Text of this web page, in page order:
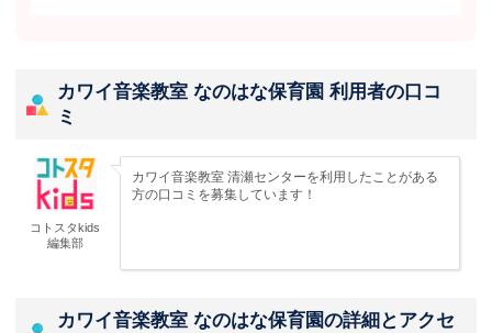
カワイ音楽教室 なのはな保育園 利用者の口コ
ミ
コトスタkids
編集部
カワイ音楽教室 清瀬センターを利用したことがある
方の口コミを募集しています！
カワイ音楽教室 なのはな保育園の詳細とアクセ